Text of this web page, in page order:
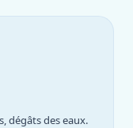
dégâts des eaux.